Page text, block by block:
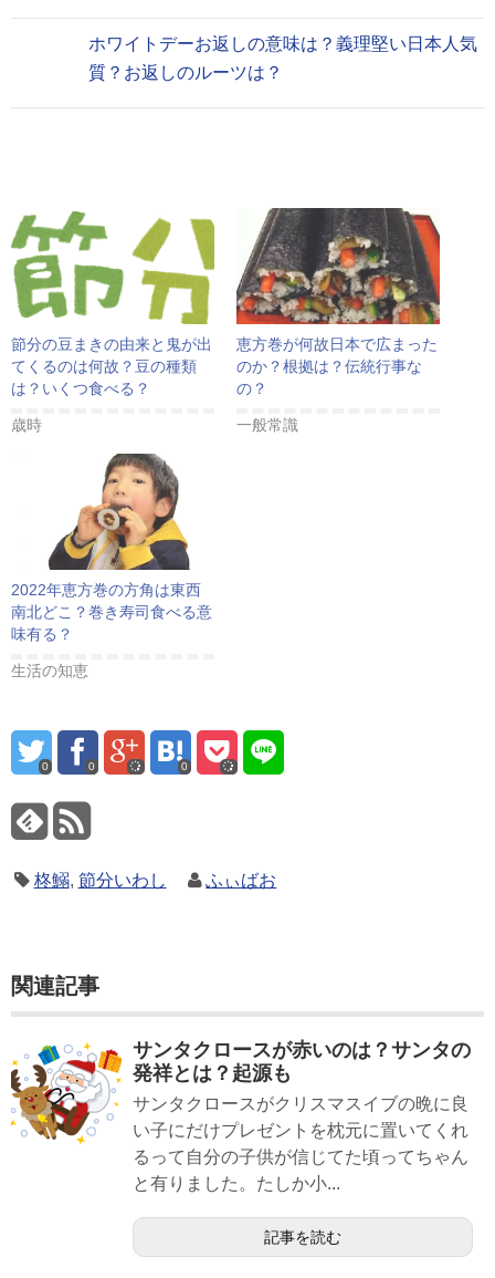
ホワイトデーお返しの意味は？義理堅い日本人気
質？お返しのルーツは？
節分の豆まきの由来と鬼が出
てくるのは何故？豆の種類
は？いくつ食べる？
歳時
恵方巻が何故日本で広まった
のか？根拠は？伝統行事な
の？
一般常識
2022年恵方巻の方角は東西
南北どこ？巻き寿司食べる意
味有る？
生活の知恵
0 0 0
柊鰯, 節分いわし ふぃばお
関連記事
サンタクロースが赤いのは？サンタの
発祥とは？起源も
サンタクロースがクリスマスイブの晩に良
い子にだけプレゼントを枕元に置いてくれ
るって自分の子供が信じてた頃ってちゃん
と有りました。たしか小...
記事を読む